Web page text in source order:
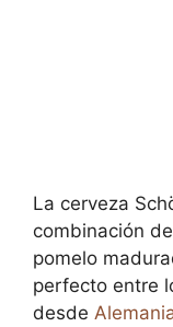
La cerveza
combinación
pomelo
perfecto entre
desde